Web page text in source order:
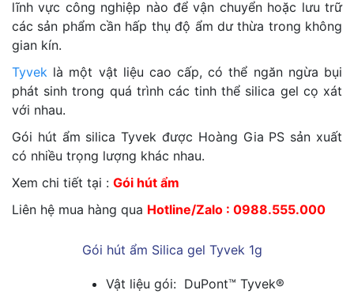
lĩnh vực công nghiệp nào để vận chuyển hoặc lưu trữ
các sản phẩm cần hấp thụ độ ẩm dư thừa trong không
gian kín.
Tyvek là một vật liệu cao cấp, có thể ngăn ngừa bụi
phát sinh trong quá trình các tinh thể silica gel cọ xát
với nhau.
Gói hút ẩm silica Tyvek được Hoàng Gia PS sản xuất
có nhiều trọng lượng khác nhau.
Xem chi tiết tại : Gói hút ẩm
Liên hệ mua hàng qua Hotline/Zalo : 0988.555.000
Gói hút ẩm Silica gel Tyvek 1g
Vật liệu gói: DuPont™ Tyvek®